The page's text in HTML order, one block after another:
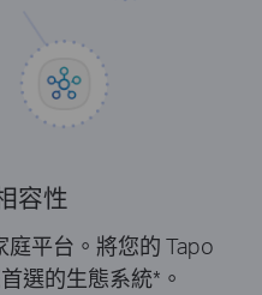
容性
平台。將您的 Tapo
選的生態系統*。